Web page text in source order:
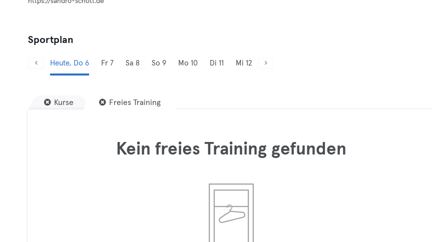
Sportplan
Heute, Do 6 Fr 7 Sa 8 So 9 Mo 10 Di 11 Mi 12
Kurse Freies Training
Kein freies Training gefunden